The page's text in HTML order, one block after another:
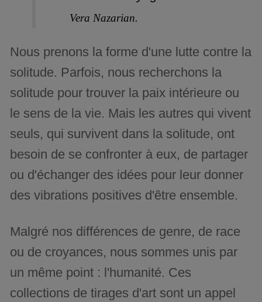
Vera Nazarian.
Nous prenons la forme d'une lutte contre la
solitude. Parfois, nous recherchons la
solitude pour trouver la paix intérieure ou
le sens de la vie. Mais les autres qui vivent
seuls, qui survivent dans la solitude, ont
besoin de se confronter à eux, de partager
ou d'échanger des idées pour leur donner
des vibrations positives d'être ensemble.
Malgré nos différences de genre, de race
ou de croyances, nous sommes unis par
un même point : l'humanité. Ces
collections de tirages d'art sont un appel